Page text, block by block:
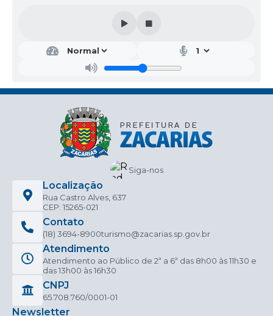
HEDER JEAN BRUNO DE OLIVEIRA
Siga-nos
Localização
Rua Castro Alves, 637
CEP: 15265-021
Contato
(18) 3694-8900turismo@zacarias.sp.gov.br
Atendimento
Atendimento ao Público de 2ª a 6ª das 8h00 às 11h30 e
das 13h00 às 16h30
CNPJ
65.708.760/0001-01
Newsletter